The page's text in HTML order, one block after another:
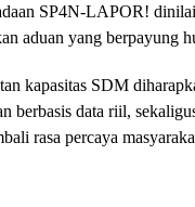
SP4N-LAPOR!
aduan yang berpayung
kapasitas SDM
berbasis data riil,
rasa percaya